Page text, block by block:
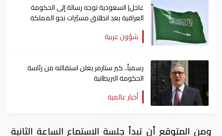
عاجل| السعودية توجه رسالة إلى الحكومة
العراقية بعد انطلاق مسيّرات نحو المملكة
شؤون عربية
رسمياً.. كير ستارمر يعلن استقالته من رئاسة
الحكومة البريطانية
أخبار عالمية
ومن المتوقع أن تبدأ جلسة الاستماع الساعة الثانية